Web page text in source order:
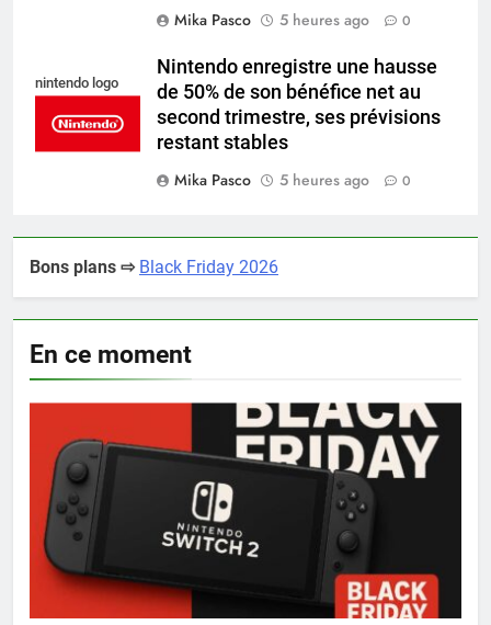
Mika Pasco
5 heures ago 0
nintendo logo
Nintendo enregistre une hausse
de 50% de son bénéfice net au
second trimestre, ses prévisions
restant stables
Mika Pasco
5 heures ago 0
Bons plans ⇨ Black Friday 2026
En ce moment